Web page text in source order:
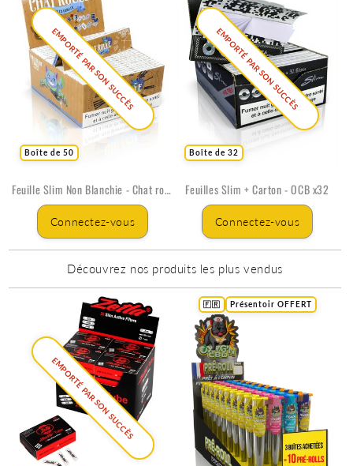
Boîte de 50
EMPORTÉ PAR SON SUCCÈS
Feuille Slim Non Blanchie - Chat roule
Connectez-vous
Boîte de 32
EMPORTÉ PAR SON SUCCÈS
Feuilles Slim + Carton - OCB x32
Connectez-vous
Découvrez nos produits les plus vendus
EMPORTÉ PAR SON SUCCÈS
🇫🇷 Présentoir OFFERT